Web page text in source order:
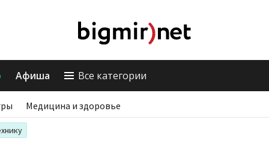
Афиша Все категории
Медицина и здоровье